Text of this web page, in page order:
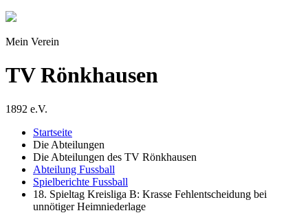
Mein Verein
TV Rönkhausen
1892 e.V.
Startseite
Die Abteilungen
Die Abteilungen des TV Rönkhausen
Abteilung Fussball
Spielberichte Fussball
18. Spieltag Kreisliga B: Krasse Fehlentscheidung bei
unnötiger Heimniederlage